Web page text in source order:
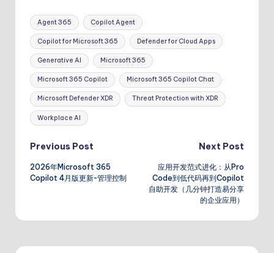
k
e
dI
n
a
ts
A
p
p
u
b
a
n
C
h
a
t
l
Tags:
Agent 365 Copilot Agent
Copilot for Microsoft 365 Defender for Cloud Apps
Generative AI Microsoft 365
Microsoft 365 Copilot Microsoft 365 Copilot Chat
Microsoft Defender XDR Threat Protection with XDR
Workplace AI
Post
navigation
Previous Post
2026年Microsoft 365
Copilot 4月版更新-管理控制
Next Post
应用开发范式进化：从Pro
Code到低代码再到Copilot
自助开发（几分钟打造易分享
的企业应用）